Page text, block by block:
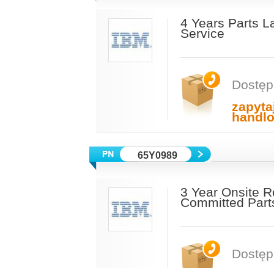
4 Years Parts
Service
65Y0989
3 Year Onsite
Committed